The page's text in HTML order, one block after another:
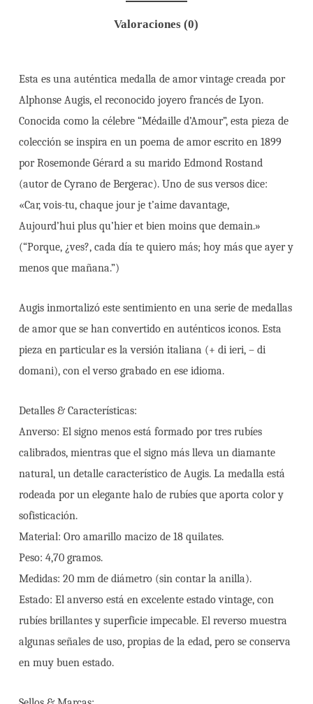
Valoraciones (0)
Esta es una auténtica medalla de amor vintage creada por
Alphonse Augis, el reconocido joyero francés de Lyon.
Conocida como la célebre “Médaille d’Amour”, esta pieza de
colección se inspira en un poema de amor escrito en 1899
por Rosemonde Gérard a su marido Edmond Rostand
(autor de Cyrano de Bergerac). Uno de sus versos dice:
«Car, vois-tu, chaque jour je t’aime davantage,
Aujourd’hui plus qu’hier et bien moins que demain.»
(“Porque, ¿ves?, cada día te quiero más; hoy más que ayer y
menos que mañana.”)
Augis inmortalizó este sentimiento en una serie de medallas
de amor que se han convertido en auténticos iconos. Esta
pieza en particular es la versión italiana (+ di ieri, – di
domani), con el verso grabado en ese idioma.
Detalles & Características:
Anverso: El signo menos está formado por tres rubíes
calibrados, mientras que el signo más lleva un diamante
natural, un detalle característico de Augis. La medalla está
rodeada por un elegante halo de rubíes que aporta color y
sofisticación.
Material: Oro amarillo macizo de 18 quilates.
Peso: 4,70 gramos.
Medidas: 20 mm de diámetro (sin contar la anilla).
Estado: El anverso está en excelente estado vintage, con
rubíes brillantes y superficie impecable. El reverso muestra
algunas señales de uso, propias de la edad, pero se conserva
en muy buen estado.